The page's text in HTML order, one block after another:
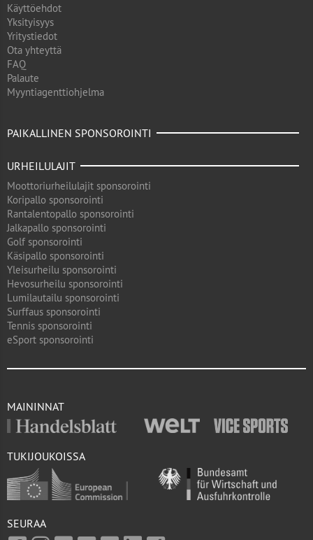
Käyttöehdot
Yksityisyys
Yritystiedot
Ota yhteyttä
FAQ
Palaute
Myyntiagenttiohjelma
PAIKALLINEN SPONSOROINTI
URHEILULAJIT
Moottoriurheilulajit sponsorointi
Koripallo sponsorointi
Rantalentopallo sponsorointi
Jalkapallo sponsorointi
Golf sponsorointi
Käsipallo sponsorointi
Yleisurheilu sponsorointi
Hevosurheilu sponsorointi
Lumilautailu sponsorointi
Surffaus sponsorointi
Tennis sponsorointi
eSport sponsorointi
MAININNAT
TUKIJOUKOISSA
SEURAA